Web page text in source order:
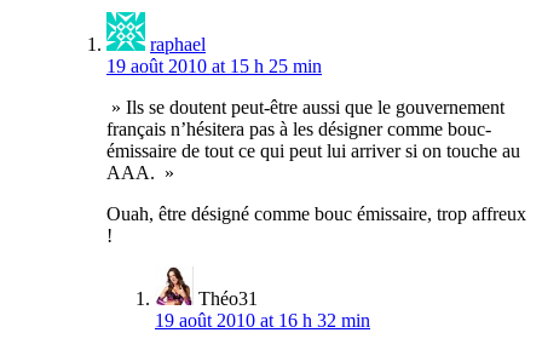
raphael
19 août 2010 at 15 h 25 min
» Ils se doutent peut-être aussi que le gouvernement
français n’hésitera pas à les désigner comme bouc-
émissaire de tout ce qui peut lui arriver si on touche au
AAA. »
Ouah, être désigné comme bouc émissaire, trop affreux
!
Théo31
19 août 2010 at 16 h 32 min